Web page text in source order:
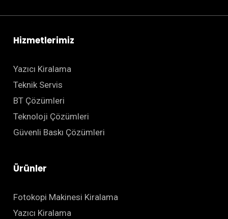
Hizmetlerimiz
Yazıcı Kiralama
Teknik Servis
BT Çözümleri
Teknoloji Çözümleri
Güvenli Baskı Çözümleri
Ürünler
Fotokopi Makinesi Kiralama
Yazıcı Kiralama